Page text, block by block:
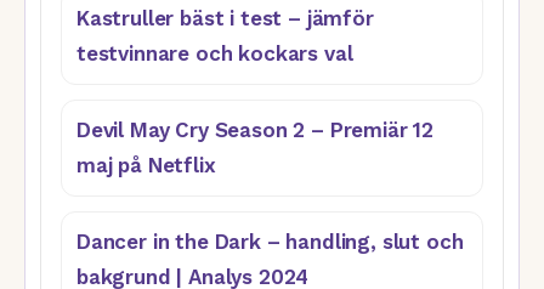
Kastruller bäst i test – jämför
testvinnare och kockars val
Devil May Cry Season 2 – Premiär 12
maj på Netflix
Dancer in the Dark – handling, slut och
bakgrund | Analys 2024